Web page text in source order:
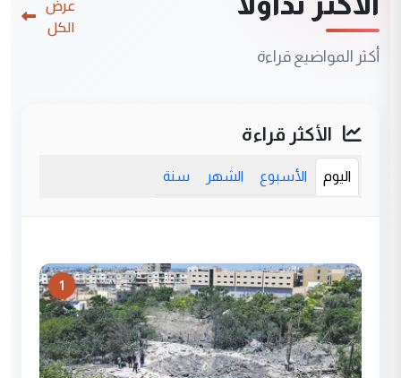
أكثر المواضيع قراءة
عرض
الكل
الأكثر قراءة
اليوم الأسبوع الشهر سنة
1